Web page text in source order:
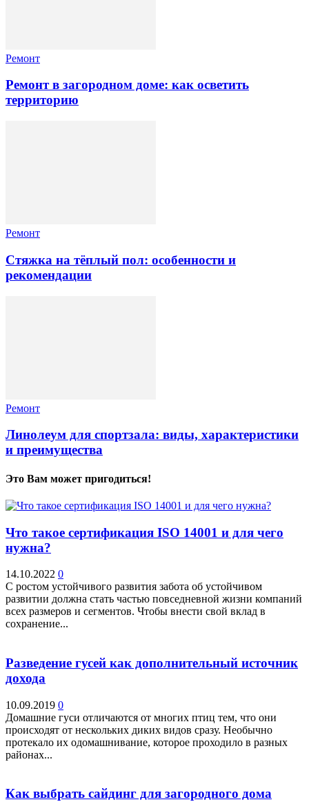
Ремонт
Ремонт в загородном доме: как осветить
территорию
Ремонт
Стяжка на тёплый пол: особенности и
рекомендации
Ремонт
Линолеум для спортзала: виды, характеристики
и преимущества
Это Вам может пригодиться!
Что такое сертификация ISO 14001 и для чего
нужна?
14.10.2022 0
С ростом устойчивого развития забота об устойчивом
развитии должна стать частью повседневной жизни компаний
всех размеров и сегментов. Чтобы внести свой вклад в
сохранение...
Разведение гусей как дополнительный источник
дохода
10.09.2019 0
Домашние гуси отличаются от многих птиц тем, что они
происходят от нескольких диких видов сразу. Необычно
протекало их одомашнивание, которое проходило в разных
районах...
Как выбрать сайдинг для загородного дома